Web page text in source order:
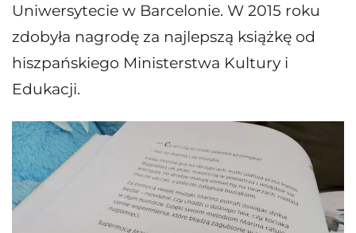
Uniwersytecie w Barcelonie. W 2015 roku
zdobyła nagrodę za najlepszą książkę od
hiszpańskiego Ministerstwa Kultury i
Edukacji.